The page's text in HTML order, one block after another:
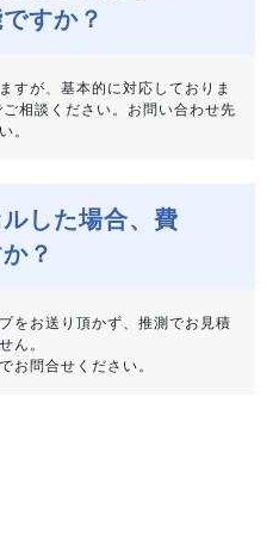
すか？
すが、基本的に対応しておりま
相談ください。お問い合わせ先
。
した場合、費
？
をお送り頂かず、推測でお見積
ん。
お問合せください。